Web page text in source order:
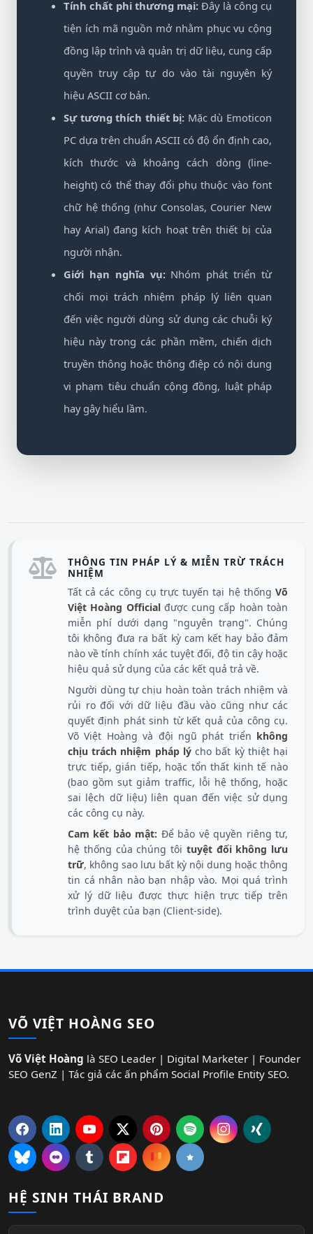
Tính chất phi thương mại: Đây là công cụ
tiện ích mã nguồn mở nhằm phục vụ cộng
đồng lập trình và quản trị dữ liệu, cung cấp
quyền truy cập tự do vào tài nguyên ký
hiệu ASCII cơ bản.
Sự tương thích thiết bị: Mặc dù Emoticon
PC dựa trên chuẩn ASCII có độ ổn định cao,
kích thước và khoảng cách dòng (line-
height) có thể thay đổi phụ thuộc vào font
chữ hệ thống (như Consolas, Courier New
hay Arial) đang kích hoạt trên thiết bị của
người nhận.
Giới hạn nghĩa vụ:Nhóm phát triển từ
chối mọi trách nhiệm pháp lý liên quan
đến việc người dùng sử dụng các chuỗi ký
hiệu này trong các phần mềm, chiến dịch
truyền thông hoặc thông điệp có nội dung
vi phạm tiêu chuẩn cộng đồng, luật pháp
hay gây hiểu lầm.
THÔNG TIN PHÁP LÝ & MIỄN TRỪ TRÁCH
NHIỆM
Tất cả các công cụ trực tuyến tại hệ thống Võ
Việt Hoàng Officialđược cung cấp hoàn toàn
miễn phí dưới dạng "nguyên trạng". Chúng
tôi không đưa ra bất kỳ cam kết hay bảo đảm
nào về tính chính xác tuyệt đối, độ tin cậy hoặc
hiệu quả sử dụng của các kết quả trả về.
Người dùng tự chịu hoàn toàn trách nhiệm và
rủi ro đối với dữ liệu đầu vào cũng như các
quyết định phát sinh từ kết quả của công cụ.
Võ Việt Hoàng và đội ngũ phát triển không
chịu trách nhiệm pháp lýcho bất kỳ thiệt hại
trực tiếp, gián tiếp, hoặc tổn thất kinh tế nào
(bao gồm sụt giảm traffic, lỗi hệ thống, hoặc
sai lệch dữ liệu) liên quan đến việc sử dụng
các công cụ này.
Cam kết bảo mật: Để bảo vệ quyền riêng tư,
hệ thống của chúng tôi tuyệt đối không lưu
trữ, không sao lưu bất kỳ nội dung hoặc thông
tin cá nhân nào bạn nhập vào. Mọi quá trình
xử lý dữ liệu được thực hiện trực tiếp trên
trình duyệt của bạn (Client-side).
VÕ VIỆT HOÀNG SEO
Võ Việt Hoàng là SEO Leader | Digital Marketer | Founder
SEO GenZ | Tác giả các ấn phẩm Social Profile Entity SEO.
HỆ SINH THÁI BRAND